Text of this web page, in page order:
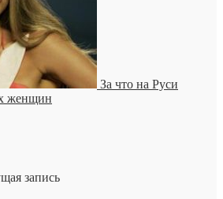
За что на Руси
женщин
запись